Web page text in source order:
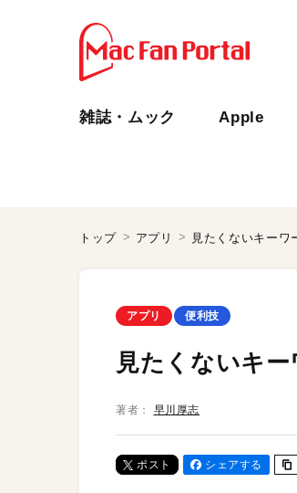
雑誌・ムック Apple
トップ アプリ 見たくないキーワ
アプリ 便利技
見たくないキ
著者： 早川厚志
ポスト シェアする